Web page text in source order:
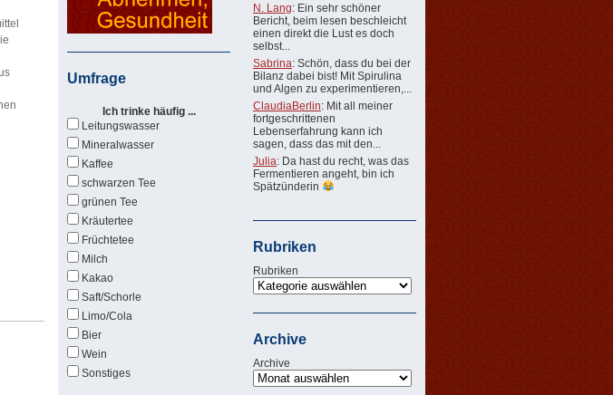
Umfrage
Ich trinke häufig ...
Leitungswasser
Mineralwasser
Kaffee
schwarzen Tee
grünen Tee
Kräutertee
Früchtetee
Milch
Kakao
Saft/Schorle
Limo/Cola
Bier
Wein
Sonstiges
N. Lang: Ein sehr schöner
Bericht, beim lesen beschleicht
einen direkt die Lust es doch
selbst...
Sabrina: Schön, dass du bei der
Bilanz dabei bist! Mit Spirulina
und Algen zu experimentieren,...
ClaudiaBerlin: Mit all meiner
fortgeschrittenen
Lebenserfahrung kann ich
sagen, dass das mit den...
Julia: Da hast du recht, was das
Fermentieren angeht, bin ich
Spätzünderin
Rubriken
Rubriken
Archive
Archive